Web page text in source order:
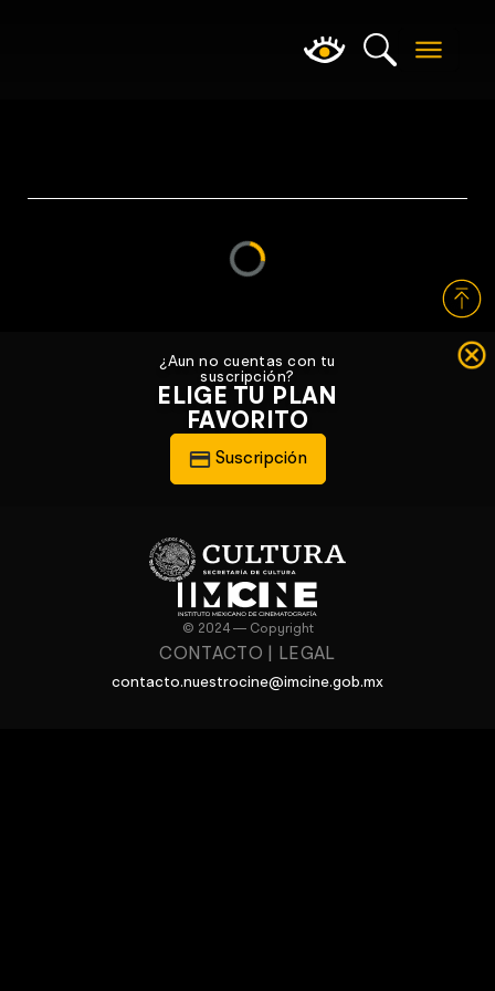
¿Aun no cuentas con tu
suscripción?
ELIGE TU PLAN
FAVORITO
Suscripción
© 2024 — Copyright
CONTACTO LEGAL
contacto.nuestrocine@imcine.gob.mx